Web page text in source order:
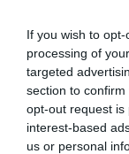
If you wish to
processing of
targeted
section to
opt-out request is
interest-based
us or personal
Senast